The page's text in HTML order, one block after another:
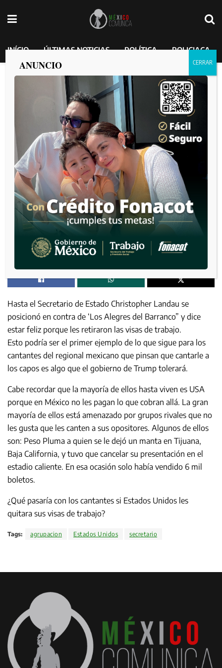
INÍCIO ÚLTIMAS NOTICIAS POLÍTICA POLICIACA
Hasta el Secretario de Estado
Christopher Landau se posicionó en
contra de ‘Los Alegres del Barranco”
MEXICO COMUNICA 2025-04-05
Hasta el Secretario de Estado Christopher Landau se
posicionó en contra de ‘Los Alegres del Barranco” y dice
estar feliz porque les retiraron las visas de trabajo.
Esto podría ser el primer ejemplo de lo que sigue para los
cantantes del regional mexicano que pinsan que cantarle a
los capos es algo que el gobierno de Trump tolerará.
Cabe recordar que la mayoría de ellos hasta viven es USA
porque en México no les pagan lo que cobran allá. La gran
mayoría de ellos está amenazado por grupos rivales que no
les gusta que les canten a sus opositores. Algunos de ellos
son: Peso Pluma a quien se le dejó un manta en Tijuana,
Baja California, y tuvo que cancelar su presentación en el
estadio caliente. En esa ocasión solo había vendido 6 mil
boletos.
¿Qué pasaría con los cantantes si Estados Unidos les
quitara sus visas de trabajo?
Tags: agrupacion Estados Unidos secretario
ANUNCIO